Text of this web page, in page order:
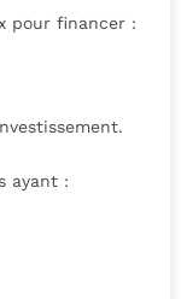
pour financer :
ayant :